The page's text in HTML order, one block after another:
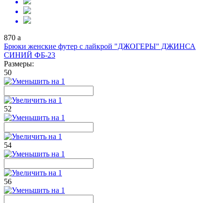
870 a
Брюки женские футер с лайкрой "ДЖОГЕРЫ" ДЖИНСА
СИНИЙ ФБ-23
Размеры:
50
52
54
56